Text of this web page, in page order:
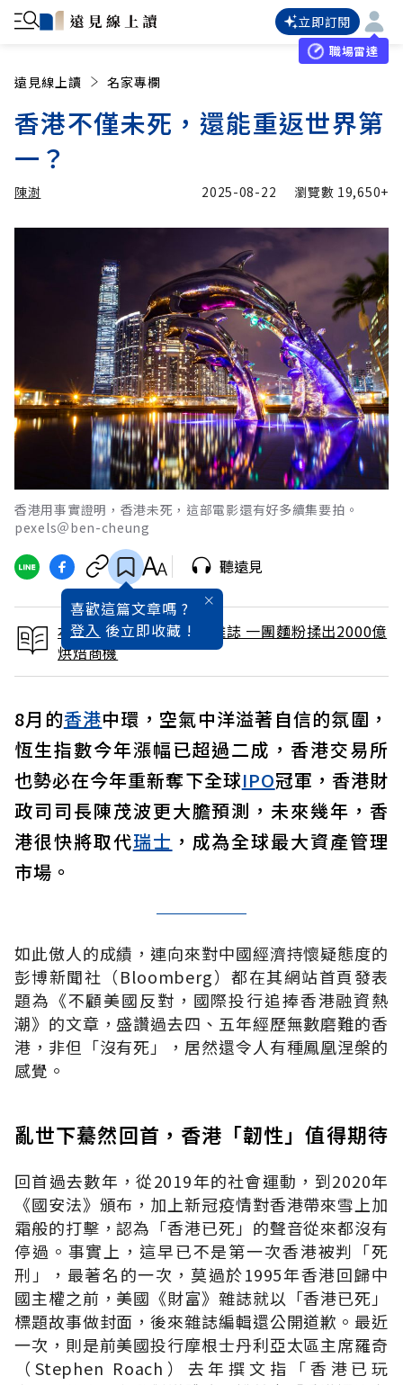
立即訂閱
職場雷達
遠見線上讀 名家專欄
香港不僅未死，還能重返世界第
一？
陳澍 2025-08-22 瀏覽數 19,650+
香港用事實證明，香港未死，這部電影還有好多續集要拍。
pexels＠ben-cheung
喜歡這篇文章嗎 ?
登入 後立即收藏 !
聽遠見
本文出自 2025 / 9月號雜誌 一團麵粉揉出2000億
烘焙商機
8月的香港中環，空氣中洋溢著自信的氛圍，
恆生指數今年漲幅已超過二成，香港交易所
也勢必在今年重新奪下全球IPO冠軍，香港財
政司司長陳茂波更大膽預測，未來幾年，香
港很快將取代瑞士 ，成為全球最大資產管理
市場。
如此傲人的成績，連向來對中國經濟持懷疑態度的
彭博新聞社（Bloomberg）都在其網站首頁發表
題為《不顧美國反對，國際投行追捧香港融資熱
潮》的文章，盛讚過去四、五年經歷無數磨難的香
港，非但「沒有死」，居然還令人有種鳳凰涅槃的
感覺。
亂世下驀然回首，香港「韌性」值得期待
回首過去數年，從2019年的社會運動，到2020年
《國安法》頒布，加上新冠疫情對香港帶來雪上加
霜般的打擊，認為「香港已死」的聲音從來都沒有
停過。事實上，這早已不是第一次香港被判「死
刑」，最著名的一次，莫過於1995年香港回歸中
國主權之前，美國《財富》雜誌就以「香港已死」
標題故事做封面，後來雜誌編輯還公開道歉。最近
一次，則是前美國投行摩根士丹利亞太區主席羅奇
（Stephen Roach）去年撰文指「香港已玩